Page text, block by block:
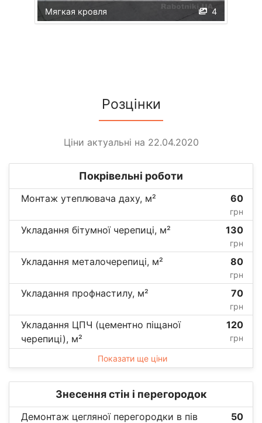
4
Мягкая кровля
Розцінки
Ціни актуальні на 22.04.2020
Покрівельні роботи
Монтаж утеплювача даху, м² 60
грн
Укладання бітумної черепиці, м² 130
грн
Укладання металочерепиці, м² 80
грн
Укладання профнастилу, м² 70
грн
Укладання ЦПЧ (цементно піщаної
черепиці), м²
120
грн
Показати ще ціни
Знесення стін і перегородок
Демонтаж цегляної перегородки в пів
50